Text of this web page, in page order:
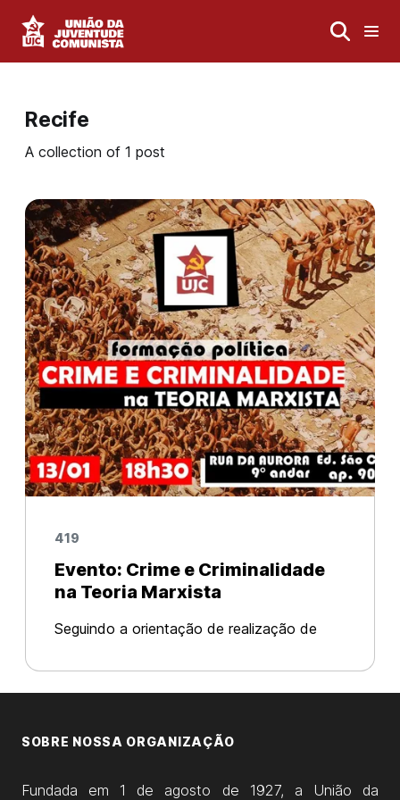
Recife
A collection of 1 post
419
Evento: Crime e Criminalidade
na Teoria Marxista
Seguindo a orientação de realização de
militantes e todos os/as lutadores sociais, a
União da Juventude Comunista (UJC),
SOBRE NOSSA ORGANIZAÇÃO
Fundada em 1 de agosto de 1927, a União da